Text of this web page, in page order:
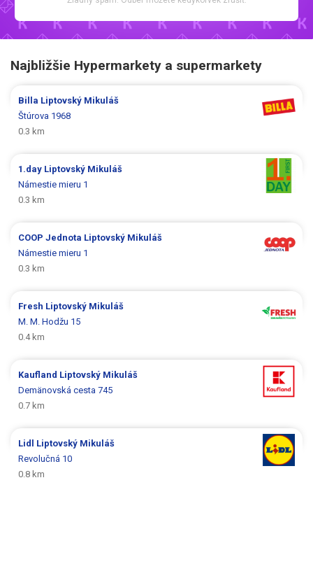
Najbližšie Hypermarkety a supermarkety
Billa Liptovský Mikuláš
Štúrova 1968
0.3 km
1.day Liptovský Mikuláš
Námestie mieru 1
0.3 km
COOP Jednota Liptovský Mikuláš
Námestie mieru 1
0.3 km
Fresh Liptovský Mikuláš
M. M. Hodžu 15
0.4 km
Kaufland Liptovský Mikuláš
Demänovská cesta 745
0.7 km
Lidl Liptovský Mikuláš
Revolučná 10
0.8 km